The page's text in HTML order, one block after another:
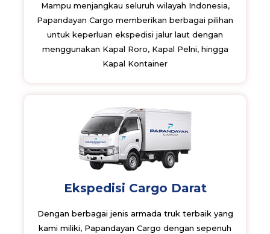
Mampu menjangkau seluruh wilayah Indonesia,
Papandayan Cargo memberikan berbagai pilihan
untuk keperluan ekspedisi jalur laut dengan
menggunakan Kapal Roro, Kapal Pelni, hingga
Kapal Kontainer
Ekspedisi Cargo Darat
Dengan berbagai jenis armada truk terbaik yang
kami miliki, Papandayan Cargo dengan sepenuh